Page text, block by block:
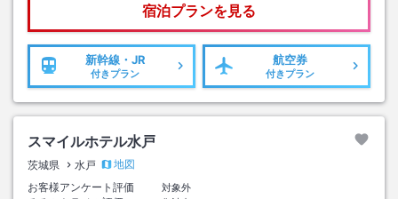
宿泊プランを見る
新幹線・JR
付きプラン
航空券
付きプラン
スマイルホテル水戸
茨城県 水戸
地図
お客様アンケート評価
対象外